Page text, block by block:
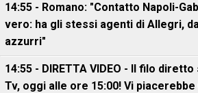
14:55 - Romano: "Contatto Napoli-
vero: ha gli stessi agenti di Allegri,
azzurri"
14:55 - DIRETTA VIDEO - Il filo
Tv, oggi alle ore 15:00! Vi